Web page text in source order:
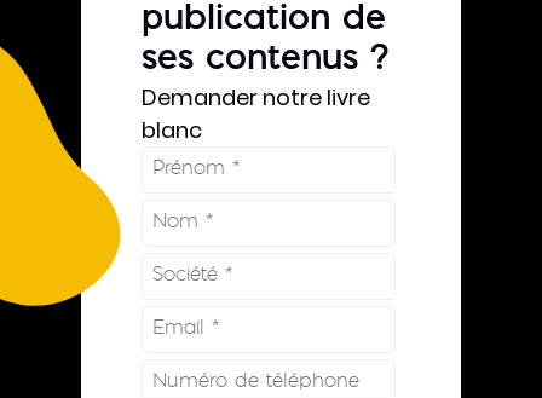
publication de
ses contenus ?
Demander notre livre
blanc